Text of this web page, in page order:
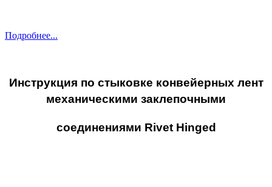
Подробнее...
Инструкция по стыковке конвейерных лент
механическими заклепочными
соединениями Rivet Hinged